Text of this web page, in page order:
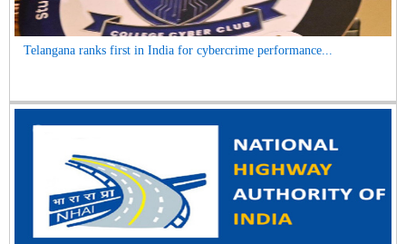
Telangana ranks first in India for cybercrime performance...